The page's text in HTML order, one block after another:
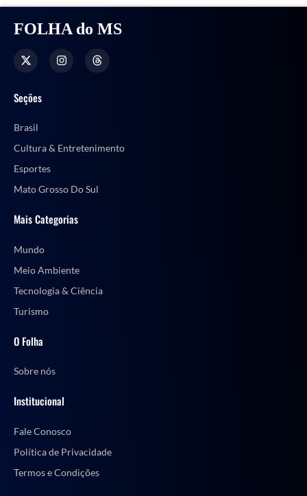
FOLHA do MS
Seções
Brasil
Cultura & Entretenimento
Esportes
Mato Grosso Do Sul
Mais Categorias
Mundo
Meio Ambiente
Tecnologia & Ciência
Turismo
O Folha
Sobre nós
Institucional
Fale Conosco
Política de Privacidade
Termos e Condições